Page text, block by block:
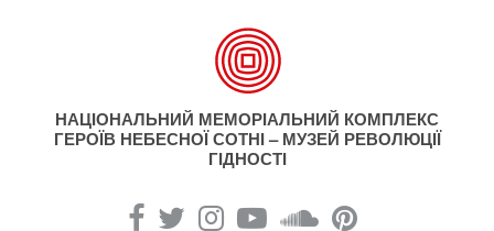
НАЦІОНАЛЬНИЙ МЕМОРІАЛЬНИЙ КОМПЛЕКС
ГЕРОЇВ НЕБЕСНОЇ СОТНІ – МУЗЕЙ РЕВОЛЮЦІЇ
ГІДНОСТІ